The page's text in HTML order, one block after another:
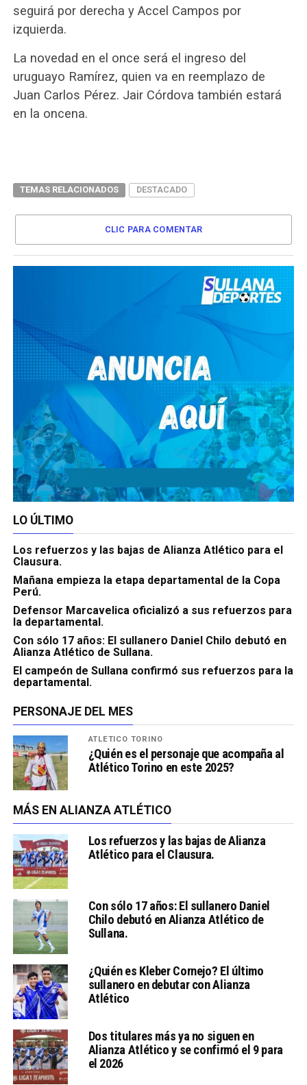
seguirá por derecha y Accel Campos por
izquierda.
La novedad en el once será el ingreso del
uruguayo Ramírez, quien va en reemplazo de
Juan Carlos Pérez. Jair Córdova también estará
en la oncena.
TEMAS RELACIONADOS DESTACADO
CLIC PARA COMENTAR
LO ÚLTIMO
Los refuerzos y las bajas de Alianza Atlético para el
Clausura.
Mañana empieza la etapa departamental de la Copa
Perú.
Defensor Marcavelica oficializó a sus refuerzos para
la departamental.
Con sólo 17 años: El sullanero Daniel Chilo debutó en
Alianza Atlético de Sullana.
El campeón de Sullana confirmó sus refuerzos para la
departamental.
PERSONAJE DEL MES
ATLÉTICO TORINO
¿Quién es el personaje que acompaña al
Atlético Torino en este 2025?
MÁS EN ALIANZA ATLÉTICO
Los refuerzos y las bajas de Alianza
Atlético para el Clausura.
Con sólo 17 años: El sullanero Daniel
Chilo debutó en Alianza Atlético de
Sullana.
¿Quién es Kleber Cornejo? El último
sullanero en debutar con Alianza
Atlético
Dos titulares más ya no siguen en
Alianza Atlético y se confirmó el 9 para
el 2026